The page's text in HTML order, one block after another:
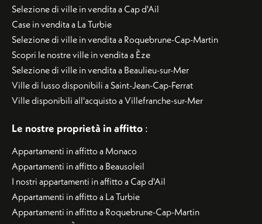
Selezione di ville in vendita a Cap d'Ail
Case in vendita a La Turbie
Selezione di ville in vendita a Roquebrune-Cap-Martin
Scopri le nostre ville in vendita a Èze
Selezione di ville in vendita a Beaulieu-sur-Mer
Ville di lusso disponibili a Saint-Jean-Cap-Ferrat
Ville disponibili all'acquisto a Villefranche-sur-Mer
Le nostre proprietà in affitto :
Appartamenti in affitto a Monaco
Appartamenti in affitto a Beausoleil
I nostri appartamenti in affitto a Cap d'Ail
Appartamenti in affitto a La Turbie
Appartamenti in affitto a Roquebrune-Cap-Martin